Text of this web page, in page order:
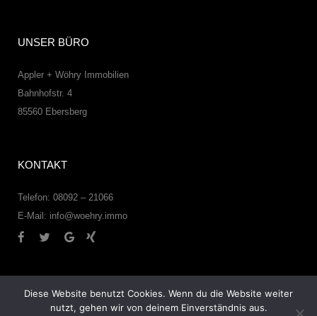
UNSER BÜRO
Appler + Wöhry Immobilien
Bahnhofstr. 4
85560 Ebersberg
KONTAKT
Telefon: 08092 – 21066
E-Mail: info@woehry.immo
© 2026 – Appler + Wöhry Immobilien – Datenschutzerklärung–Impressum
Diese Website benutzt Cookies. Wenn du die Website weiter
nutzt, gehen wir von deinem Einverständnis aus.